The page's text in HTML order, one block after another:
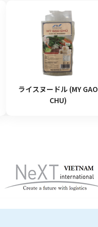
ライスヌードル (MY GAO
CHU)